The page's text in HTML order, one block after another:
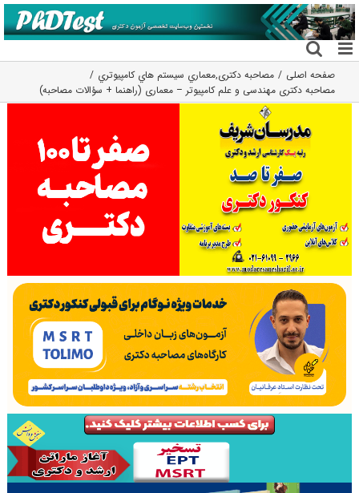
رفتن
به
محتوا
صفحه اصلی مصاحبه دکتری,معماري سيستم هاي كامپيوتري
مصاحبه دکتری مهندسی و علم کامپیوتر – معماری (راهنما + سؤالات مصاحبه)